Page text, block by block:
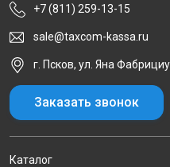
+7 (811) 259-13-15
sale@taxcom-kassa.ru
г. Псков, ул. Яна
Заказать звонок
Каталог